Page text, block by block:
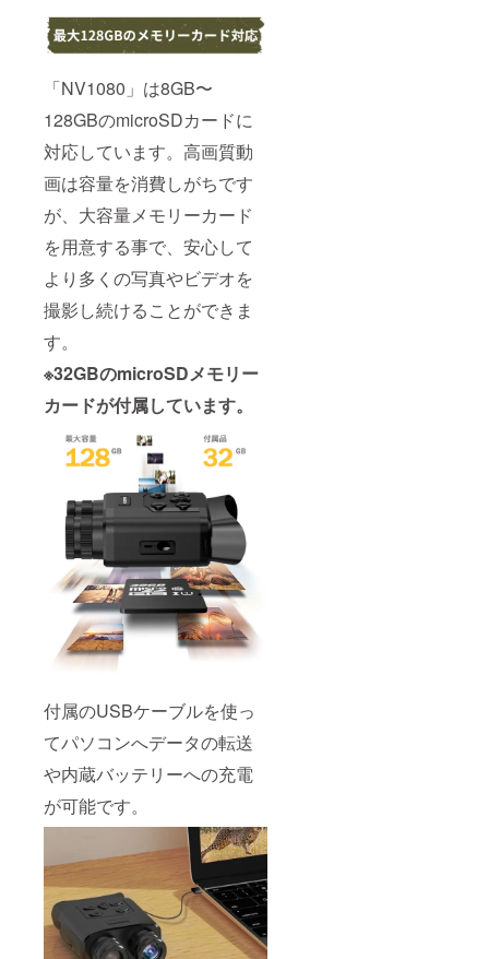
「NV1080」は8GB〜
128GBのmicroSDカードに
対応しています。高画質動
画は容量を消費しがちです
が、大容量メモリーカード
を用意する事で、安心して
より多くの写真やビデオを
撮影し続けることができま
す。
※32GBのmicroSDメモリー
カードが付属しています。
付属のUSBケーブルを使っ
てパソコンへデータの転送
や内蔵バッテリーへの充電
が可能です。